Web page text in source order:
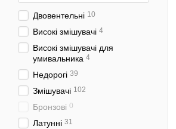
Двовентельні 10
Високі змішувачі 4
Високі змішувачі для
умивальника 4
Недорогі 39
Змішувачі 102
Бронзові 0
Латунні 31